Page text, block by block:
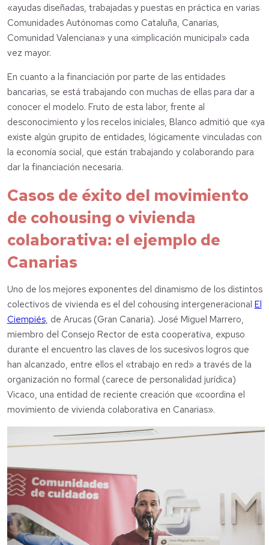
«ayudas diseñadas, trabajadas y puestas en práctica en varias
Comunidades Autónomas como Cataluña, Canarias,
Comunidad Valenciana» y una «implicación municipal» cada
vez mayor.
En cuanto a la financiación por parte de las entidades
bancarias, se está trabajando con muchas de ellas para dar a
conocer el modelo. Fruto de esta labor, frente al
desconocimiento y los recelos iniciales, Blanco admitió que «ya
existe algún grupito de entidades, lógicamente vinculadas con
la economía social, que están trabajando y colaborando para
dar la financiación necesaria.
Casos de éxito del movimiento
de cohousing o vivienda
colaborativa: el ejemplo de
Canarias
Uno de los mejores exponentes del dinamismo de los distintos
colectivos de vivienda es el del cohousing intergeneracional El
Ciempiés, de Arucas (Gran Canaria). José Miguel Marrero,
miembro del Consejo Rector de esta cooperativa, expuso
durante el encuentro las claves de los sucesivos logros que
han alcanzado, entre ellos el «trabajo en red» a través de la
organización no formal (carece de personalidad jurídica)
Vicaco, una entidad de reciente creación que «coordina el
movimiento de vivienda colaborativa en Canarias».